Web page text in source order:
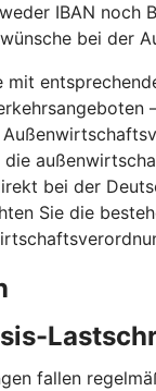
IBAN noch
bei der
mit
bei der
Sie die
fallen